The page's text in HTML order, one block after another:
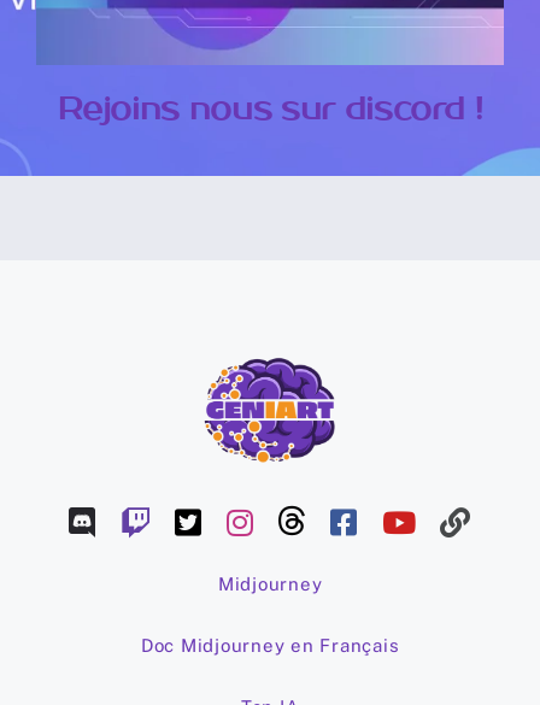
Rejoins nous sur discord !
Midjourney
Doc Midjourney en Français